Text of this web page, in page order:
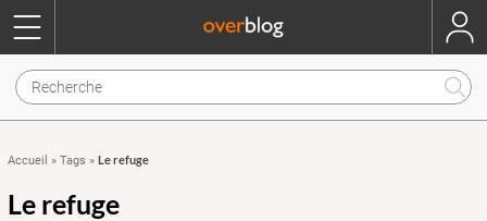
Accueil » Tags » Le refuge
Le refuge